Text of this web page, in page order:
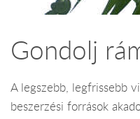
Gondolj
A legszebb, legfrissebb
beszerzési források